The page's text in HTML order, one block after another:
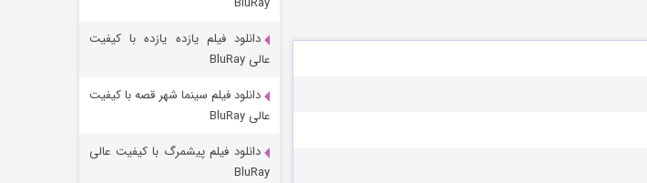
دانلود فیلم یازده یازده با کیفیت
عالی BluRay
دانلود فیلم سینما شهر قصه با کیفیت
عالی BluRay
دانلود فیلم پیشمرگ با کیفیت عالی
BluRay